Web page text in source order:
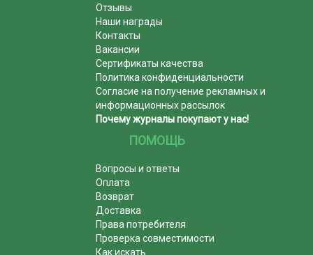
Отзывы
Наши награды
Контакты
Вакансии
Сертификаты качества
Политика конфиденциальности
Согласие на получение рекламных и
информационных рассылок
Почему журналы покупают у нас!
ПОМОЩЬ
Вопросы и ответы
Оплата
Возврат
Доставка
Права потребителя
Проверка совместимости
Как искать